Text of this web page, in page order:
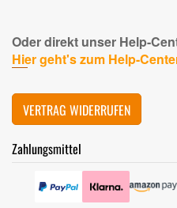
Oder direkt unser Help-
Hier geht's zum Help-
VERTRAG WIDERRUFEN
Zahlungsmittel